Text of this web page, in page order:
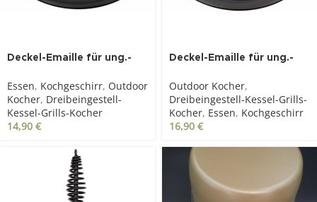
Deckel-Emaille für ung.-
Essen, Kochgeschirr, Outdoor
Kocher, Dreibeingestell-
Kessel-Grills-Kocher
14,90 €
Deckel-Emaille für ung.-
Outdoor Kocher,
Dreibeingestell-Kessel-Grills-
Kocher, Essen, Kochgeschirr
16,90 €